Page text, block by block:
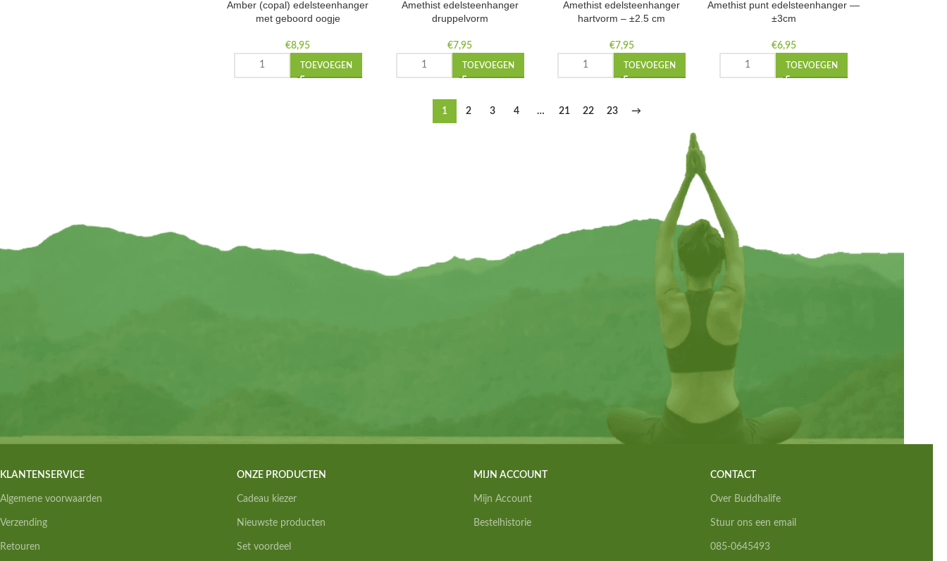
Amber (copal) edelsteenhanger
met geboord oogje
€8,95
TOEVOEGEN
Amethist edelsteenhanger
druppelvorm
€7,95
TOEVOEGEN
Amethist edelsteenhanger
hartvorm – ±2.5 cm
€7,95
TOEVOEGEN
Amethist punt edelsteenhanger —
±3cm
€6,95
TOEVOEGEN
1 2 3 4 … 21 22 23 →
KLANTENSERVICE
Algemene voorwaarden
Verzending
Retouren
ONZE PRODUCTEN
Cadeau kiezer
Nieuwste producten
Set voordeel
MIJN ACCOUNT
Mijn Account
Bestelhistorie
CONTACT
Over Buddhalife
Stuur ons een email
085-0645493